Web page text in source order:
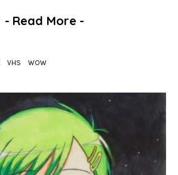
- Read More -
VHS WOW